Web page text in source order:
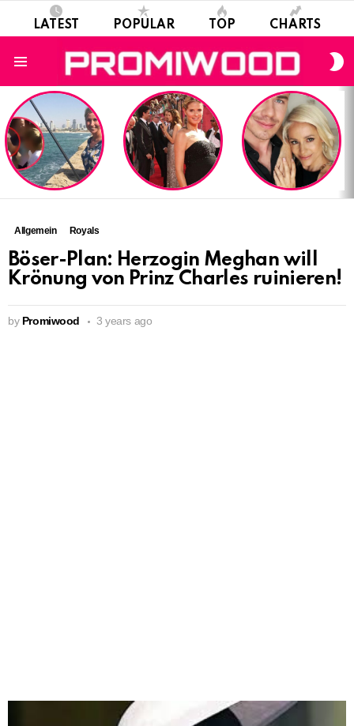
LATEST POPULAR TOP CHARTS
LATEST
STORIES
Allgemein Royals
Böser-Plan: Herzogin Meghan will
Krönung von Prinz Charles ruinieren!
by Promiwood 3 years ago